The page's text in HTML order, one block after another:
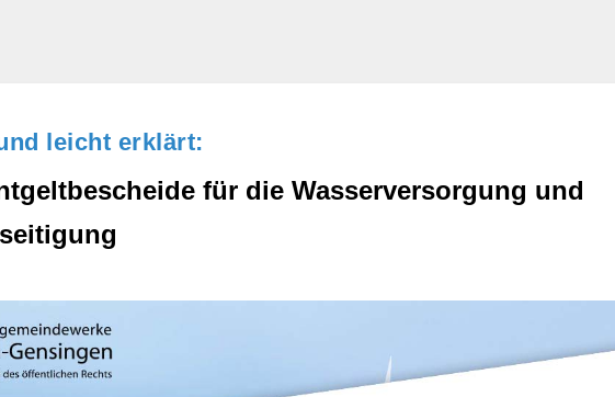
leicht erklärt:
für die Wasserversorgung und